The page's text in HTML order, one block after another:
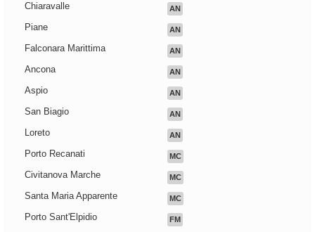
Chiaravalle AN
Piane AN
Falconara Marittima AN
Ancona AN
Aspio AN
San Biagio AN
Loreto AN
Porto Recanati MC
Civitanova Marche MC
Santa Maria Apparente MC
Porto Sant'Elpidio FM